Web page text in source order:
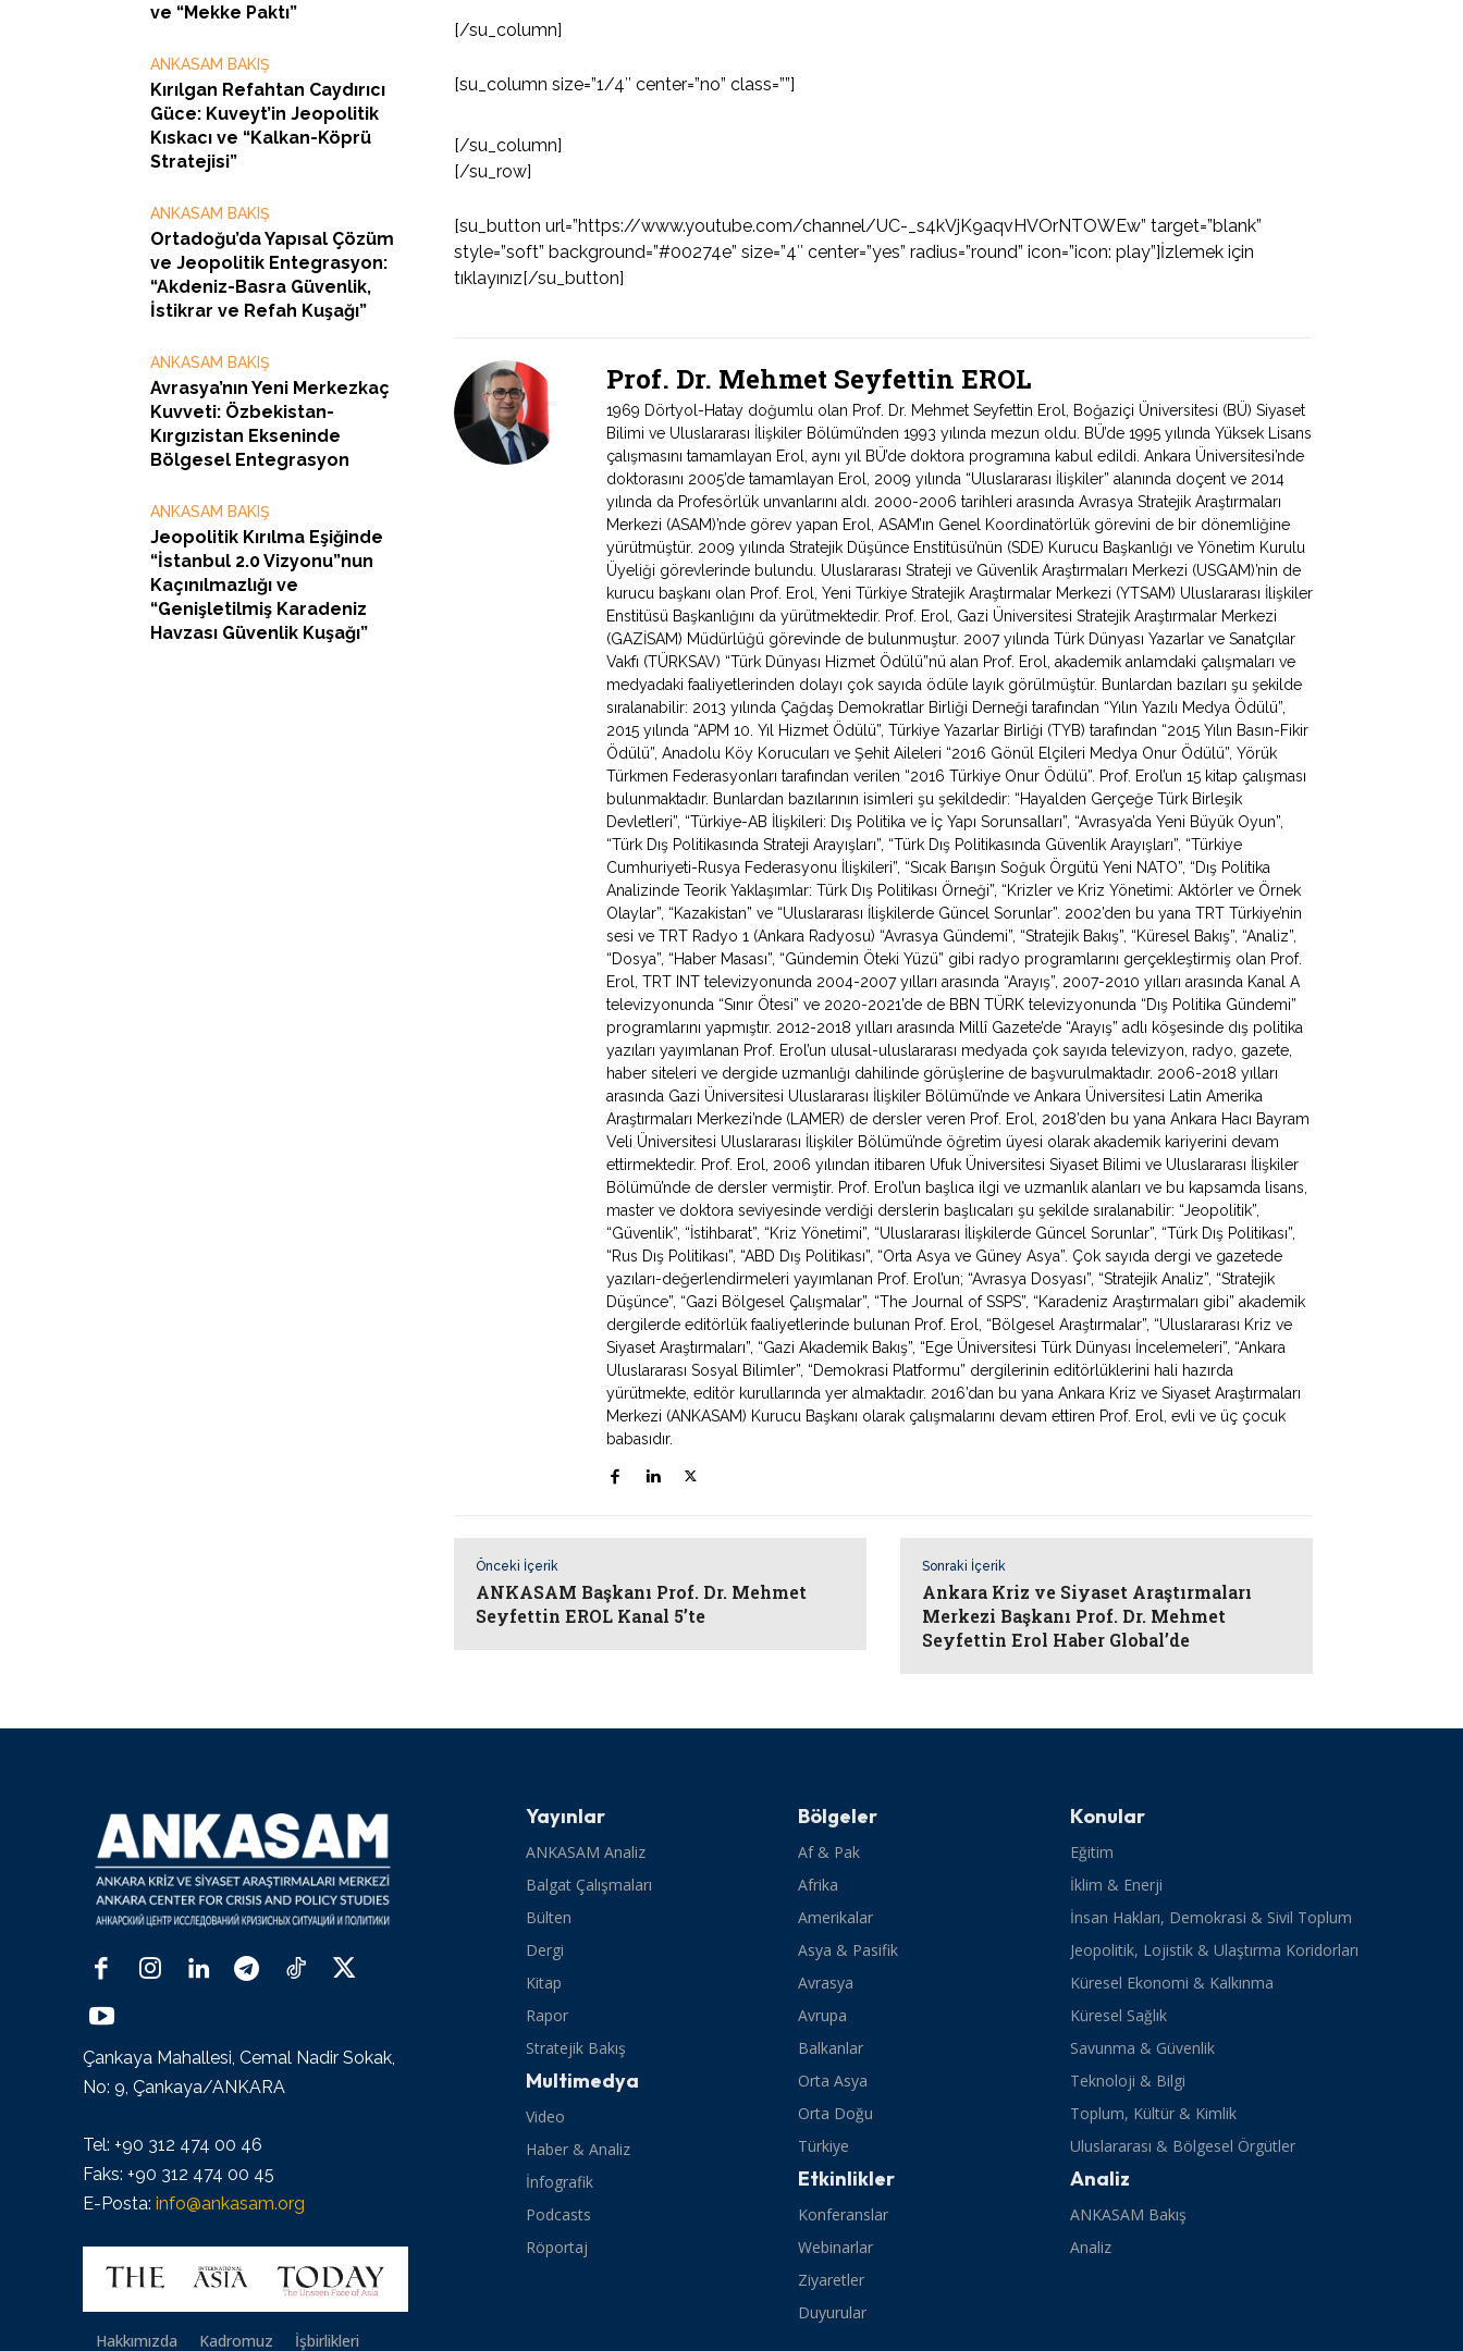
ve “Mekke Paktı”
ANKASAM BAKIŞ
Kırılgan Refahtan Caydırıcı
Güce: Kuveyt’in Jeopolitik
Kıskacı ve “Kalkan-Köprü
Stratejisi”
ANKASAM BAKIŞ
Ortadoğu’da Yapısal Çözüm
ve Jeopolitik Entegrasyon:
“Akdeniz-Basra Güvenlik,
İstikrar ve Refah Kuşağı”
ANKASAM BAKIŞ
Avrasya’nın Yeni Merkezkaç
Kuvveti: Özbekistan-
Kırgızistan Ekseninde
Bölgesel Entegrasyon
ANKASAM BAKIŞ
Jeopolitik Kırılma Eşiğinde
“İstanbul 2.0 Vizyonu”nun
Kaçınılmazlığı ve
“Genişletilmiş Karadeniz
Havzası Güvenlik Kuşağı”
[/su_column]
[su_column size=”1/4″ center=”no” class=””]
[/su_column]
[/su_row]
[su_button url=”https://www.youtube.com/channel/UC-_s4kVjK9aqvHVOrNTOWEw” target=”blank”
style=”soft” background=”#00274e” size=”4″ center=”yes” radius=”round” icon=”icon: play”]İzlemek için
tıklayınız[/su_button]
Prof. Dr. Mehmet Seyfettin EROL
1969 Dörtyol-Hatay doğumlu olan Prof. Dr. Mehmet Seyfettin Erol, Boğaziçi Üniversitesi (BÜ) Siyaset
Bilimi ve Uluslararası İlişkiler Bölümü’nden 1993 yılında mezun oldu. BÜ’de 1995 yılında Yüksek Lisans
çalışmasını tamamlayan Erol, aynı yıl BÜ’de doktora programına kabul edildi. Ankara Üniversitesi’nde
doktorasını 2005’de tamamlayan Erol, 2009 yılında “Uluslararası İlişkiler” alanında doçent ve 2014
yılında da Profesörlük unvanlarını aldı. 2000-2006 tarihleri arasında Avrasya Stratejik Araştırmaları
Merkezi (ASAM)’nde görev yapan Erol, ASAM’ın Genel Koordinatörlük görevini de bir dönemliğine
yürütmüştür. 2009 yılında Stratejik Düşünce Enstitüsü’nün (SDE) Kurucu Başkanlığı ve Yönetim Kurulu
Üyeliği görevlerinde bulundu. Uluslararası Strateji ve Güvenlik Araştırmaları Merkezi (USGAM)’nin de
kurucu başkanı olan Prof. Erol, Yeni Türkiye Stratejik Araştırmalar Merkezi (YTSAM) Uluslararası İlişkiler
Enstitüsü Başkanlığını da yürütmektedir. Prof. Erol, Gazi Üniversitesi Stratejik Araştırmalar Merkezi
(GAZİSAM) Müdürlüğü görevinde de bulunmuştur. 2007 yılında Türk Dünyası Yazarlar ve Sanatçılar
Vakfı (TÜRKSAV) “Türk Dünyası Hizmet Ödülü”nü alan Prof. Erol, akademik anlamdaki çalışmaları ve
medyadaki faaliyetlerinden dolayı çok sayıda ödüle layık görülmüştür. Bunlardan bazıları şu şekilde
sıralanabilir: 2013 yılında Çağdaş Demokratlar Birliği Derneği tarafından “Yılın Yazılı Medya Ödülü”,
2015 yılında “APM 10. Yıl Hizmet Ödülü”, Türkiye Yazarlar Birliği (TYB) tarafından “2015 Yılın Basın-Fikir
Ödülü”, Anadolu Köy Korucuları ve Şehit Aileleri “2016 Gönül Elçileri Medya Onur Ödülü”, Yörük
Türkmen Federasyonları tarafından verilen “2016 Türkiye Onur Ödülü”. Prof. Erol’un 15 kitap çalışması
bulunmaktadır. Bunlardan bazılarının isimleri şu şekildedir: “Hayalden Gerçeğe Türk Birleşik
Devletleri”, “Türkiye-AB İlişkileri: Dış Politika ve İç Yapı Sorunsalları”, “Avrasya’da Yeni Büyük Oyun”,
“Türk Dış Politikasında Strateji Arayışları”, “Türk Dış Politikasında Güvenlik Arayışları”, “Türkiye
Cumhuriyeti-Rusya Federasyonu İlişkileri”, “Sıcak Barışın Soğuk Örgütü Yeni NATO”, “Dış Politika
Analizinde Teorik Yaklaşımlar: Türk Dış Politikası Örneği”, “Krizler ve Kriz Yönetimi: Aktörler ve Örnek
Olaylar”, “Kazakistan” ve “Uluslararası İlişkilerde Güncel Sorunlar”. 2002’den bu yana TRT Türkiye’nin
sesi ve TRT Radyo 1 (Ankara Radyosu) “Avrasya Gündemi”, “Stratejik Bakış”, “Küresel Bakış”, “Analiz”,
“Dosya”, “Haber Masası”, “Gündemin Öteki Yüzü” gibi radyo programlarını gerçekleştirmiş olan Prof.
Erol, TRT INT televizyonunda 2004-2007 yılları arasında “Arayış”, 2007-2010 yılları arasında Kanal A
televizyonunda “Sınır Ötesi” ve 2020-2021’de de BBN TÜRK televizyonunda “Dış Politika Gündemi”
programlarını yapmıştır. 2012-2018 yılları arasında Millî Gazete’de “Arayış” adlı köşesinde dış politika
yazıları yayımlanan Prof. Erol’un ulusal-uluslararası medyada çok sayıda televizyon, radyo, gazete,
haber siteleri ve dergide uzmanlığı dahilinde görüşlerine de başvurulmaktadır. 2006-2018 yılları
arasında Gazi Üniversitesi Uluslararası İlişkiler Bölümü’nde ve Ankara Üniversitesi Latin Amerika
Araştırmaları Merkezi’nde (LAMER) de dersler veren Prof. Erol, 2018’den bu yana Ankara Hacı Bayram
Veli Üniversitesi Uluslararası İlişkiler Bölümü’nde öğretim üyesi olarak akademik kariyerini devam
ettirmektedir. Prof. Erol, 2006 yılından itibaren Ufuk Üniversitesi Siyaset Bilimi ve Uluslararası İlişkiler
Bölümü’nde de dersler vermiştir. Prof. Erol’un başlıca ilgi ve uzmanlık alanları ve bu kapsamda lisans,
master ve doktora seviyesinde verdiği derslerin başlıcaları şu şekilde sıralanabilir: “Jeopolitik”,
“Güvenlik”, “İstihbarat”, “Kriz Yönetimi”, “Uluslararası İlişkilerde Güncel Sorunlar”, “Türk Dış Politikası”,
“Rus Dış Politikası”, “ABD Dış Politikası”, “Orta Asya ve Güney Asya”. Çok sayıda dergi ve gazetede
yazıları-değerlendirmeleri yayımlanan Prof. Erol’un; “Avrasya Dosyası”, “Stratejik Analiz”, “Stratejik
Düşünce”, “Gazi Bölgesel Çalışmalar”, “The Journal of SSPS”, “Karadeniz Araştırmaları gibi” akademik
dergilerde editörlük faaliyetlerinde bulunan Prof. Erol, “Bölgesel Araştırmalar”, “Uluslararası Kriz ve
Siyaset Araştırmaları”, “Gazi Akademik Bakış”, “Ege Üniversitesi Türk Dünyası İncelemeleri”, “Ankara
Uluslararası Sosyal Bilimler”, “Demokrasi Platformu” dergilerinin editörlüklerini hali hazırda
yürütmekte, editör kurullarında yer almaktadır. 2016’dan bu yana Ankara Kriz ve Siyaset Araştırmaları
Merkezi (ANKASAM) Kurucu Başkanı olarak çalışmalarını devam ettiren Prof. Erol, evli ve üç çocuk
babasıdır.
Önceki İçerik
ANKASAM Başkanı Prof. Dr. Mehmet
Seyfettin EROL Kanal 5’te
Sonraki İçerik
Ankara Kriz ve Siyaset Araştırmaları
Merkezi Başkanı Prof. Dr. Mehmet
Seyfettin Erol Haber Global’de
Çankaya Mahallesi, Cemal Nadir Sokak,
No: 9, Çankaya/ANKARA
Tel: +90 312 474 00 46
Faks: +90 312 474 00 45
E-Posta: info@ankasam.org
Hakkımızda Kadromuz İşbirlikleri
Yayınlar
ANKASAM Analiz
Balgat Çalışmaları
Bülten
Dergi
Kitap
Rapor
Stratejik Bakış
Multimedya
Video
Haber & Analiz
İnfografik
Podcasts
Röportaj
Bölgeler
Af & Pak
Afrika
Amerikalar
Asya & Pasifik
Avrasya
Avrupa
Balkanlar
Orta Asya
Orta Doğu
Türkiye
Etkinlikler
Konferanslar
Webinarlar
Ziyaretler
Duyurular
Konular
Eğitim
İklim & Enerji
İnsan Hakları, Demokrasi & Sivil Toplum
Jeopolitik, Lojistik & Ulaştırma Koridorları
Küresel Ekonomi & Kalkınma
Küresel Sağlık
Savunma & Güvenlik
Teknoloji & Bilgi
Toplum, Kültür & Kimlik
Uluslararası & Bölgesel Örgütler
Analiz
ANKASAM Bakış
Analiz